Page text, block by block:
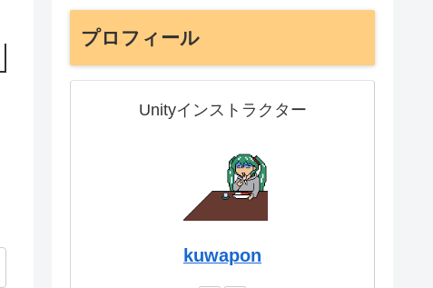
プロフィール
Unityインストラクター
kuwapon